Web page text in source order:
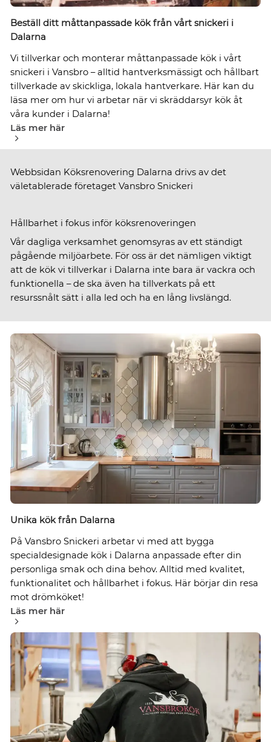
Beställ ditt måttanpassade kök från vårt snickeri i
Dalarna
Vi tillverkar och monterar måttanpassade kök i vårt
snickeri i Vansbro – alltid hantverksmässigt och hållbart
tillverkade av skickliga, lokala hantverkare. Här kan du
läsa mer om hur vi arbetar när vi skräddarsyr kök åt
våra kunder i Dalarna!
Läs mer här
Webbsidan Köksrenovering Dalarna drivs av det
väletablerade företaget Vansbro Snickeri
Hållbarhet i fokus inför köksrenoveringen
Vår dagliga verksamhet genomsyras av ett ständigt
pågående miljöarbete. För oss är det nämligen viktigt
att de kök vi tillverkar i Dalarna inte bara är vackra och
funktionella – de ska även ha tillverkats på ett
resurssnålt sätt i alla led och ha en lång livslängd.
Unika kök från Dalarna
På Vansbro Snickeri arbetar vi med att bygga
specialdesignade kök i Dalarna anpassade efter din
personliga smak och dina behov. Alltid med kvalitet,
funktionalitet och hållbarhet i fokus. Här börjar din resa
mot drömköket!
Läs mer här